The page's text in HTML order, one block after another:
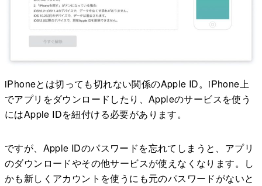
iPhoneとは切っても切れない関係のApple ID。iPhone上
でアプリをダウンロードしたり、Appleのサービスを使う
にはApple IDを紐付ける必要があります。
ですが、Apple IDのパスワードを忘れてしまうと、アプリ
のダウンロードやその他サービスが使えなくなります。し
かも新しくアカウントを使うにも元のパスワードがないと